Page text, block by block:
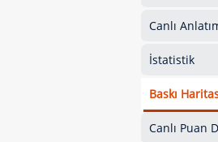
Canlı
İstatistik
Baskı
Canlı Puan